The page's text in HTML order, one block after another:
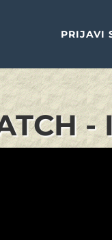
PRIJAVI
-